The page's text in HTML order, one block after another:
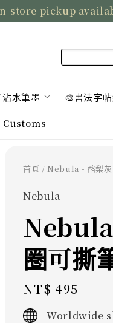
store pickup
沾水筆墨 🎨書法字
首頁 / Nebula - 酪梨灰
Nebula
圈可撕
Regular
price
NT$ 495
Worldwide